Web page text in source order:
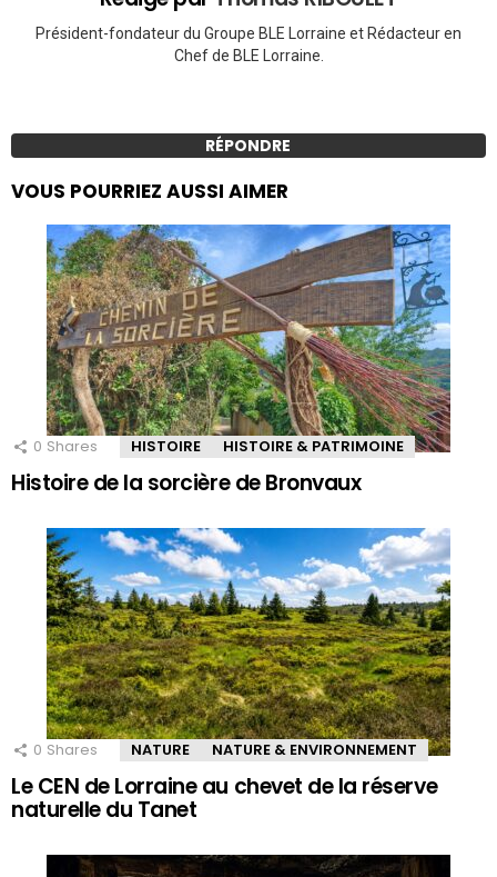
Président-fondateur du Groupe BLE Lorraine et Rédacteur en
Chef de BLE Lorraine.
RÉPONDRE
VOUS POURRIEZ AUSSI AIMER
0 Shares HISTOIRE HISTOIRE & PATRIMOINE
Histoire de la sorcière de Bronvaux
0 Shares NATURE NATURE & ENVIRONNEMENT
Le CEN de Lorraine au chevet de la réserve
naturelle du Tanet